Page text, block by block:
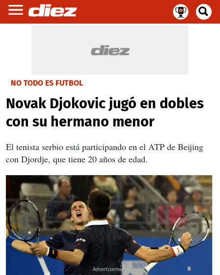
NO TODO ES FUTBOL
Novak Djokovic jugó en dobles
con su hermano menor
El tenista serbio está participando en el ATP de Beijing
con Djordje, que tiene 20 años de edad.
X
X